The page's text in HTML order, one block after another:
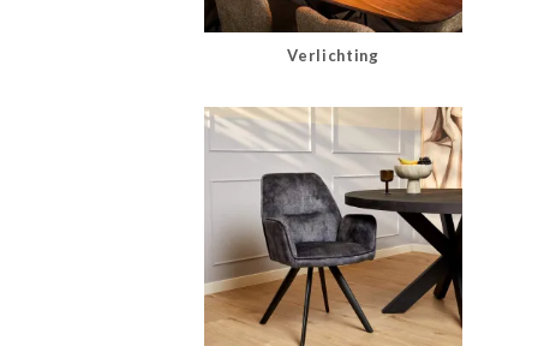
Verlichting